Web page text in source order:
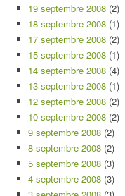
19 septembre 2008 (2)
18 septembre 2008 (1)
17 septembre 2008 (2)
15 septembre 2008 (1)
14 septembre 2008 (4)
13 septembre 2008 (1)
12 septembre 2008 (2)
10 septembre 2008 (2)
9 septembre 2008 (2)
8 septembre 2008 (2)
5 septembre 2008 (3)
4 septembre 2008 (3)